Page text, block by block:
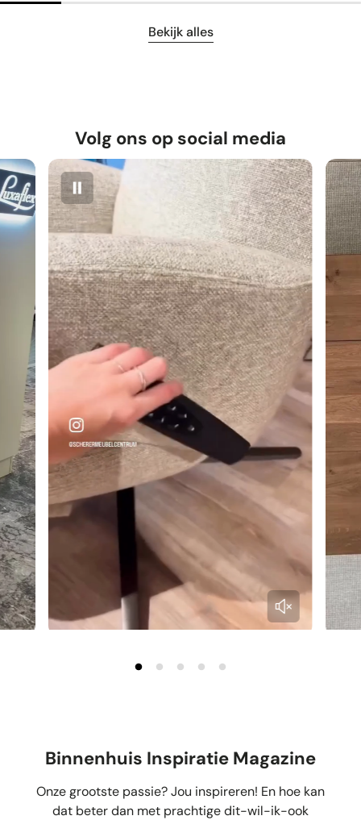
Bekijk alles
Volg ons op social media
Binnenhuis Inspiratie Magazine
Onze grootste passie? Jou inspireren! En hoe kan
dat beter dan met prachtige dit-wil-ik-ook